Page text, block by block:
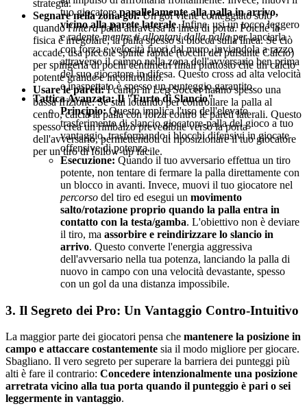
strategia.
Segnare nella zona gol:Un gol viene conteggiato solo
quando l'interapalla attraversa la linea di porta. Poiché la
fisica è irregolare, la palla spesso si blocca sulla linea. Se ciò
accade, usa piccole spinte rapide (tocchi del pulsante Calcio)
per spingerla di pochi centimetri finali piuttosto che un calcio
potente grande e incontrollato.
Usare le pareti:I campi in Leg Soccer hanno spesso una
bassa frizione. Se stai lottando per controllare la palla al
centro, calcia la palla con forza contro le pareti laterali. Questo
spesso crea un rimbalzo prevedibile verso la porta
dell'avversario, permettendoti di riposizionare il tuo giocatore
per un tiro di follow-up facile.
tuo giocatoreparallelamente alla palla in arrivo,
vicino alla parete laterale. Infine, usi un tocco leggero
e radentementre ti allontani dalla pallaper lanciarla
con forza e velocità fuori dal muro, inviandola a razzo
attraverso il campo nella zona dell'avversario ben prima
del suo giocatore in difesa. Questo cross ad alta velocità
e inaspettato è spesso un punteggio garantito.
Tattica Avanzata: Il "Furto di Slancio"
Principio:Questo implica l'uso dell'elevato
trasferimento di slancio giocatore-palla del gioco a tuo
vantaggio, trasformando i blocchi difensivi in giocate
offensive di potenza.
Esecuzione: Quando il tuo avversario effettua un tiro
potente, non tentare di fermare la palla direttamente con
un blocco in avanti. Invece, muovi il tuo giocatore nel
percorso del tiro ed esegui un movimento
salto/rotazione proprio quando la palla entra in
contatto con la testa/gamba. L'obiettivo non è deviare
il tiro, ma assorbire e reindirizzare lo slancio in
arrivo. Questo converte l'energia aggressiva
dell'avversario nella tua potenza, lanciando la palla di
nuovo in campo con una velocità devastante, spesso
con un gol da una distanza impossibile.
3. Il Segreto dei Pro: Un Vantaggio Contro-Intuitivo
La maggior parte dei giocatori pensa che mantenere la posizione in
campo e attaccare costantemente sia il modo migliore per giocare.
Sbagliano. Il vero segreto per superare la barriera dei punteggi più
alti è fare il contrario: Concedere intenzionalmente una posizione
arretrata vicino alla tua porta quando il punteggio è pari o sei
leggermente in vantaggio.